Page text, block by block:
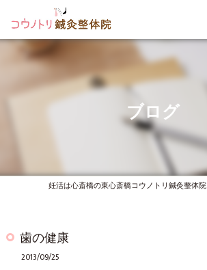
ブログ
妊活は心斎橋の東心斎橋コウノトリ鍼灸整体院
歯の健康
2013/09/25